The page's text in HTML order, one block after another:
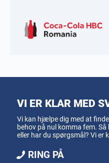
VI ER KLAR MED
Vi kan hjælpe dig med at
behov på nul komma fem.
eller har du spørgsmål? Vi er
RING PÅ